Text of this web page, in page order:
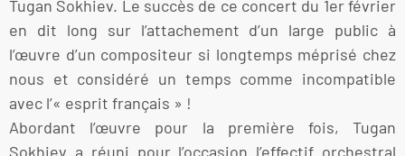
Tugan Sokhiev. Le succès de ce concert du 1er février
en dit long sur l’attachement d’un large public à
l’œuvre d’un compositeur si longtemps méprisé chez
nous et considéré un temps comme incompatible
avec l’« esprit français » !
Abordant l’œuvre pour la première fois, Tugan
Sokhiev a réuni pour l’occasion l’effectif orchestral